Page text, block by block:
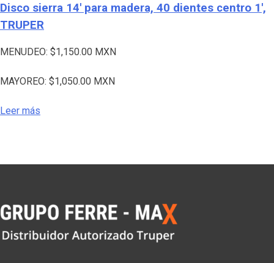
Disco sierra 14′ para madera, 40 dientes centro 1′,
TRUPER
MENUDEO: $1,150.00 MXN
MAYOREO: $1,050.00 MXN
Leer más